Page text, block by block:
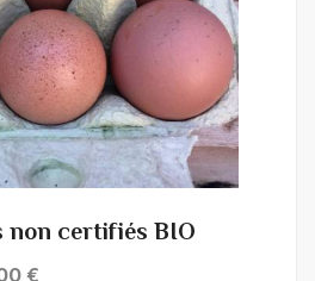
non certifiés BIO
€
de détails